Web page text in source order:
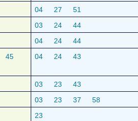
04 27 51
03 24 44
04 24 44
45
04 24 43
03 23 43
03 23 37 58
23